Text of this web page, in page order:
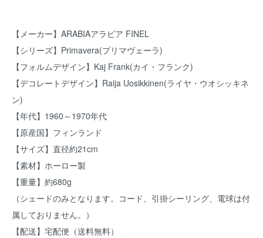
【メーカー】ARABIAアラビア FINEL
【シリーズ】Primavera(プリマヴェーラ)
【フォルムデザイン】Kaj Frank(カイ・フランク)
【デコレートデザイン】Raija Uosikkinen(ライヤ・ウオシッキネ
ン)
【年代】1960～1970年代
【原産国】フィンランド
【サイズ】直径約21cm
【素材】ホーロー製
【重量】約680g
（シェードのみとなります。コード、引掛シーリング、電球は付
属しておりません。）
【配送】宅配便（送料無料）